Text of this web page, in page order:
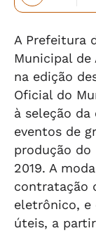
A Prefeitura
Municipal
na edição
Oficial do
à seleção da
eventos de
produção do
2019. A
contratação
eletrônico, e
úteis, a